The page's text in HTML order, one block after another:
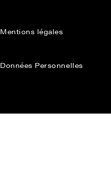
Mentions légales
Données Personnelles